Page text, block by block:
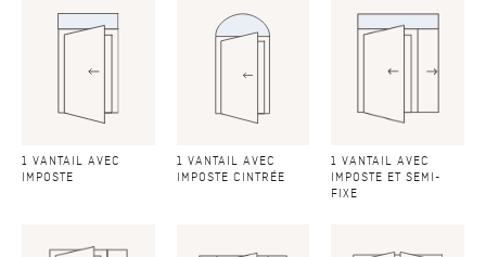
1 VANTAIL AVEC
IMPOSTE
1 VANTAIL AVEC
IMPOSTE CINTRÉE
1 VANTAIL AVEC
IMPOSTE ET SEMI-
FIXE